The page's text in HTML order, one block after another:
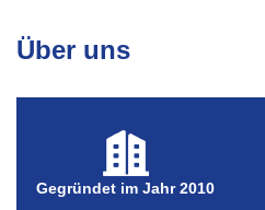
Über uns
Gegründet im Jahr 2010